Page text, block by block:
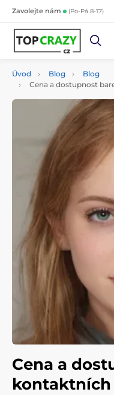
Zavolejte nám (Po-Pá 8-17)
Úvod Blog
Blog
Cena a dostupnost
Cena a
kontaktních